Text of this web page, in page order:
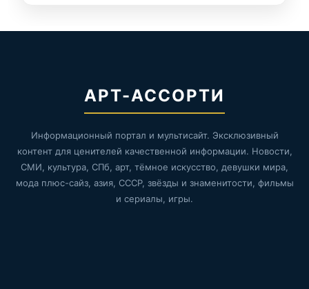
АРТ-АССОРТИ
Информационный портал и мультисайт. Эксклюзивный
контент для ценителей качественной информации. Новости,
СМИ, культура, СПб, арт, тёмное искусство, девушки мира,
мода плюс-сайз, азия, СССР, звёзды и знаменитости, фильмы
и сериалы, игры.